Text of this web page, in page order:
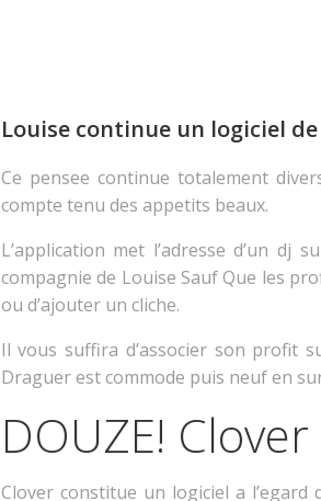
Louise continue un logiciel
Ce pensee continue totalement
compte tenu des appetits beaux.
L’application met l’adresse d’un dj
compagnie de Louise Sauf Que les
ou d’ajouter un cliche.
Il vous suffira d’associer son profit
Draguer est commode puis neuf en
DOUZE! Clover
Clover constitue un logiciel a